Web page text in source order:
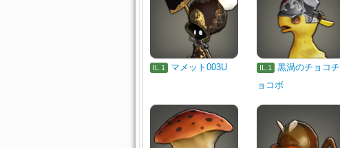
IL.1 マメット003U IL.1
黒渦のチョコチ
ョコボ